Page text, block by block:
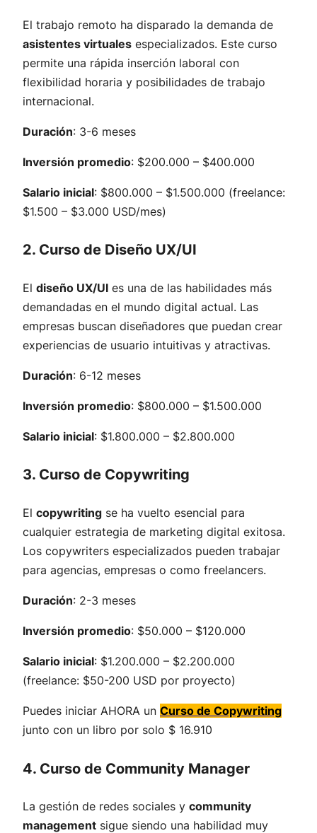
El trabajo remoto ha disparado la demanda de
asistentes virtuales especializados. Este curso
permite una rápida inserción laboral con
flexibilidad horaria y posibilidades de trabajo
internacional.
Duración: 3-6 meses
Inversión promedio: $200.000 – $400.000
Salario inicial: $800.000 – $1.500.000 (freelance:
$1.500 – $3.000 USD/mes)
2. Curso de Diseño UX/UI
El diseño UX/UI es una de las habilidades más
demandadas en el mundo digital actual. Las
empresas buscan diseñadores que puedan crear
experiencias de usuario intuitivas y atractivas.
Duración: 6-12 meses
Inversión promedio: $800.000 – $1.500.000
Salario inicial: $1.800.000 – $2.800.000
3. Curso de Copywriting
El copywriting se ha vuelto esencial para
cualquier estrategia de marketing digital exitosa.
Los copywriters especializados pueden trabajar
para agencias, empresas o como freelancers.
Duración: 2-3 meses
Inversión promedio: $50.000 – $120.000
Salario inicial: $1.200.000 – $2.200.000
(freelance: $50-200 USD por proyecto)
Puedes iniciar AHORA un Curso de Copywriting
junto con un libro por solo $ 16.910
4. Curso de Community Manager
La gestión de redes sociales y community
management sigue siendo una habilidad muy